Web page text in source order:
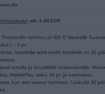
alk. 4.90 EUR
Postnordin toimitus yli 100 € tilauksille
1 - 3 pv
Vaatteilla sekä kodin tuotteilla on 30
tutuilla ja turvallisilla maksutavoilla.
MobilePay, lasku 30 pv ja osamaksu.
kun olet saanut tuotteen. Laskulla 30